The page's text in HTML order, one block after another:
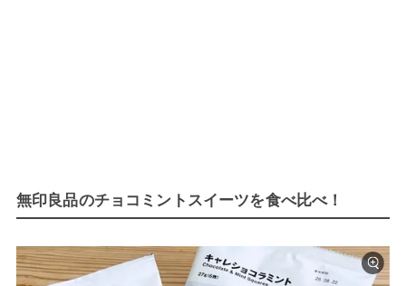
無印良品のチョコミントスイーツを食べ比べ！